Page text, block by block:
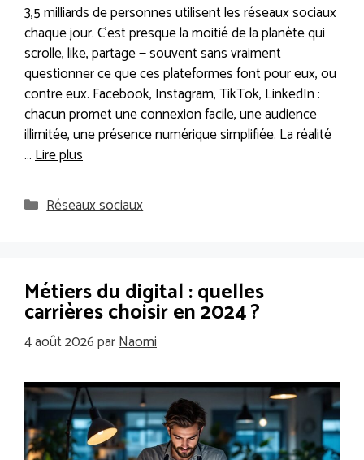
3,5 milliards de personnes utilisent les réseaux sociaux
chaque jour. C’est presque la moitié de la planète qui
scrolle, like, partage — souvent sans vraiment
questionner ce que ces plateformes font pour eux, ou
contre eux. Facebook, Instagram, TikTok, LinkedIn :
chacun promet une connexion facile, une audience
illimitée, une présence numérique simplifiée. La réalité
…Lire plus
Catégories
Réseaux sociaux
Métiers du digital : quelles
carrières choisir en 2024 ?
4 août 2026parNaomi